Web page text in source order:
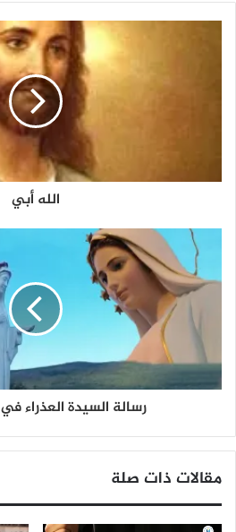
الله أبي
رسالة السيدة العذراء في 25 آذار 2015
مقالات ذات صلة